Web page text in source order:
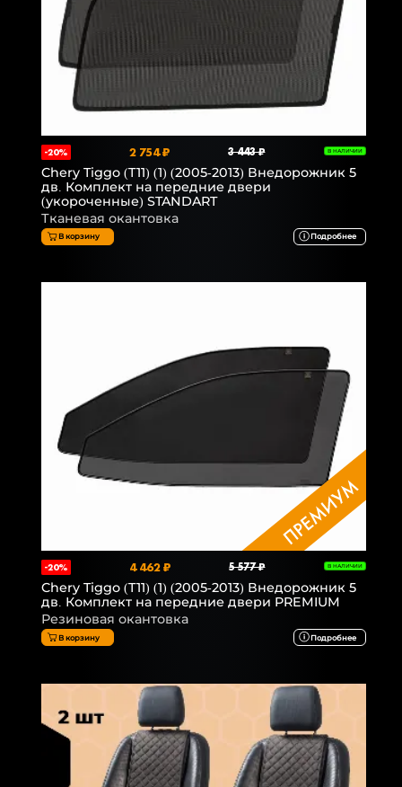
-20% 2 754 ₽ 3 443 ₽ В НАЛИЧИИ
Chery Tiggo (T11) (1) (2005-2013) Внедорожник 5
дв. Комплект на передние двери
(укороченные) STANDART
Тканевая окантовка
В корзину Подробнее
-20% 4 462 ₽ 5 577 ₽ В НАЛИЧИИ
Chery Tiggo (T11) (1) (2005-2013) Внедорожник 5
дв. Комплект на передние двери PREMIUM
Резиновая окантовка
В корзину Подробнее